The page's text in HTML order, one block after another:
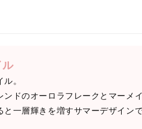
ル
。
ドのオーロラフレークとマーメ
一層輝きを増すサマーデザインで